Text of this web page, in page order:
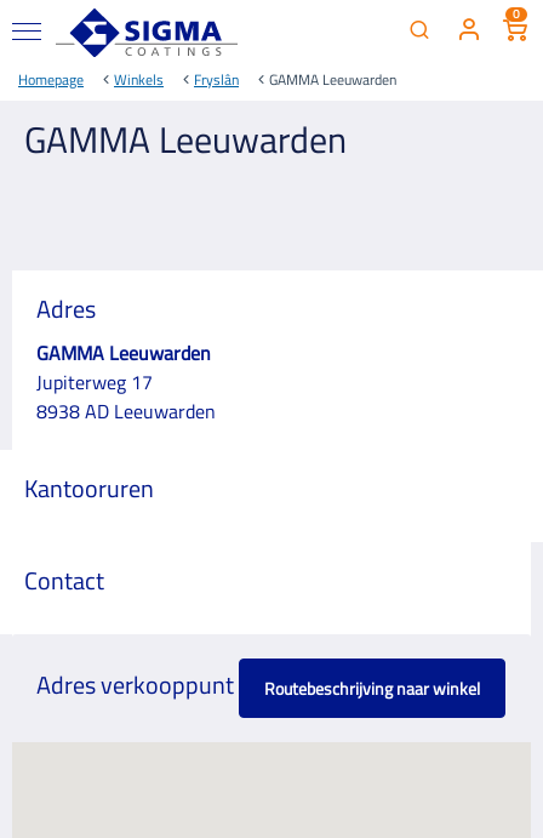
0
Homepage Winkels Fryslân GAMMA Leeuwarden
GAMMA Leeuwarden
Adres
GAMMA Leeuwarden
Jupiterweg 17
8938 AD Leeuwarden
Kantooruren
Contact
Adres verkooppunt Routebeschrijving naar winkel